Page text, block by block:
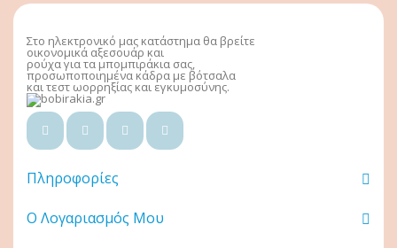
Στο ηλεκτρονικό μας κατάστημα θα βρείτε
οικονομικά αξεσουάρ και
ρούχα για τα μπομπιράκια σας,
προσωποποιημένα κάδρα με βότσαλα
και τεστ ωορρηξίας και εγκυμοσύνης.
Πληροφορίες
Ο Λογαριασμός Μου